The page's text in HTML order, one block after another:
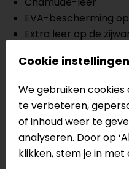
EVA-bescherming
Extra leer op de
Elastische pols met
Grip materiaal op
Waterdicht en
Hipora membraan
3M reflecterende
de handrug
Cookie instellingen
We gebruiken
te verbeteren,
of inhoud weer te
analyseren. Door op
klikken, stem je in met